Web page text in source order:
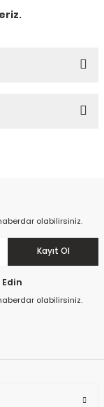
olabilirsiniz.
Kayıt Ol
olabilirsiniz.